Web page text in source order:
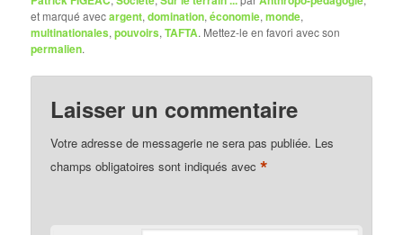
et marqué avecargent,domination,économie,monde,
multinationales,pouvoirs,TAFTA. Mettez-le en favori avec son
permalien.
Laisser un commentaire
Votre adresse de messagerie ne sera pas publiée. Les
champs obligatoires sont indiqués avec*